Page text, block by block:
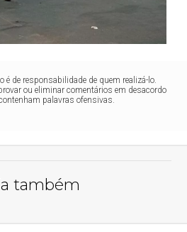
é de responsabilidade de quem realizá-lo.
ou eliminar comentários em desacordo
palavras ofensivas.
também